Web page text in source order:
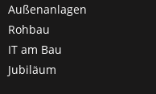
Außenanlagen
Rohbau
IT am Bau
Jubiläum